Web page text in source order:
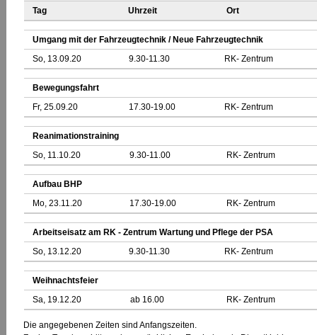
Tag
Uhrzeit Ort
Umgang mit der Fahrzeugtechnik / Neue Fahrzeugtechnik
So, 13.09.20
9.30-11.30 RK- Zentrum
Bewegungsfahrt
Fr, 25.09.20
17.30-19.00 RK- Zentrum
Reanimationstraining
So, 11.10.20
9.30-11.00 RK- Zentrum
Aufbau BHP
Mo, 23.11.20
17.30-19.00 RK- Zentrum
Arbeitseisatz am RK - Zentrum Wartung und Pflege der PSA
So, 13.12.20
9.30-11.30 RK- Zentrum
Weihnachtsfeier
Sa, 19.12.20
ab 16.00 RK- Zentrum
Die angegebenen Zeiten sind Anfangszeiten.